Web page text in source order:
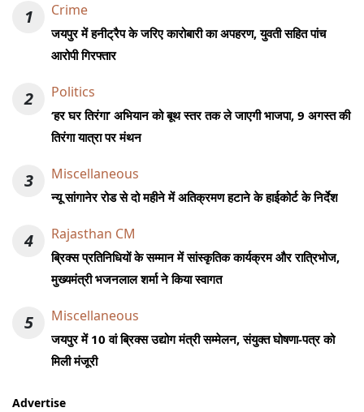
1 Crime
जयपुर में हनीट्रैप के जरिए कारोबारी का अपहरण, युवती सहित पांच
आरोपी गिरफ्तार
2 Politics
‘हर घर तिरंगा’ अभियान को बूथ स्तर तक ले जाएगी भाजपा, 9 अगस्त की
तिरंगा यात्रा पर मंथन
3 Miscellaneous
न्यू सांगानेर रोड से दो महीने में अतिक्रमण हटाने के हाईकोर्ट के निर्देश
4 Rajasthan CM
ब्रिक्स प्रतिनिधियों के सम्मान में सांस्कृतिक कार्यक्रम और रात्रिभोज,
मुख्यमंत्री भजनलाल शर्मा ने किया स्वागत
5 Miscellaneous
जयपुर में 10 वां ब्रिक्स उद्योग मंत्री सम्मेलन, संयुक्त घोषणा-पत्र को
मिली मंजूरी
Advertise